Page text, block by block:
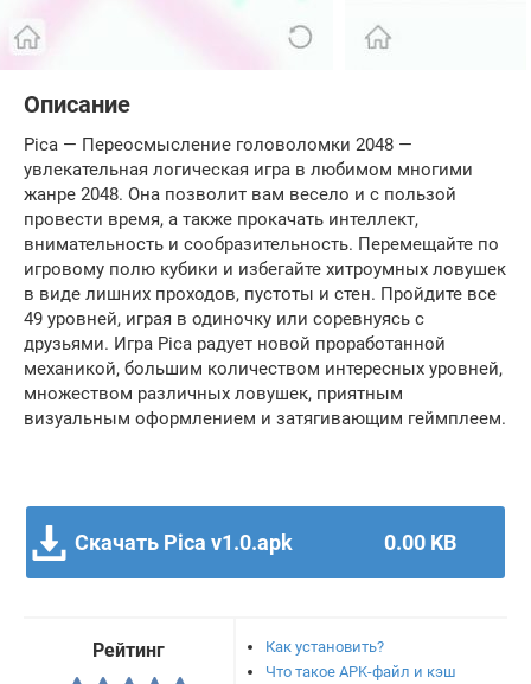
Описание
Pica — Переосмысление головоломки 2048 —
увлекательная логическая игра в любимом многими
жанре 2048. Она позволит вам весело и с пользой
провести время, а также прокачать интеллект,
внимательность и сообразительность. Перемещайте по
игровому полю кубики и избегайте хитроумных ловушек
в виде лишних проходов, пустоты и стен. Пройдите все
49 уровней, играя в одиночку или соревнуясь с
друзьями. Игра Pica радует новой проработанной
механикой, большим количеством интересных уровней,
множеством различных ловушек, приятным
визуальным оформлением и затягивающим геймплеем.
Скачать Pica v1.0.apk 0.00 KB
Рейтинг
Как установить?
Что такое APK-файл и кэш